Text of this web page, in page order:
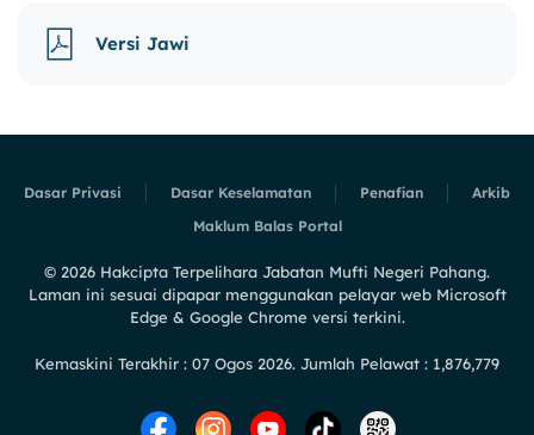
Versi Jawi
Dasar Privasi Dasar Keselamatan Penafian
Arkib
Maklum Balas Portal
© 2026 Hakcipta Terpelihara Jabatan Mufti Negeri Pahang.
Laman ini sesuai dipapar menggunakan pelayar web Microsoft
Edge & Google Chrome versi terkini.
Kemaskini Terakhir : 07 Ogos 2026. Jumlah Pelawat : 1,876,779